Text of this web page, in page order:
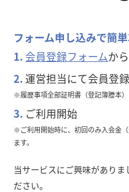
フォーム申し込みで簡
1. 会員登録フォームか
2.運営担当にて会員登
※履歴事項全部証明書（登記簿謄本）
3. ご利用開始
※ご利用開始時に、初回のみ入会金
ます。
当サービスにご興味があり
ださい。